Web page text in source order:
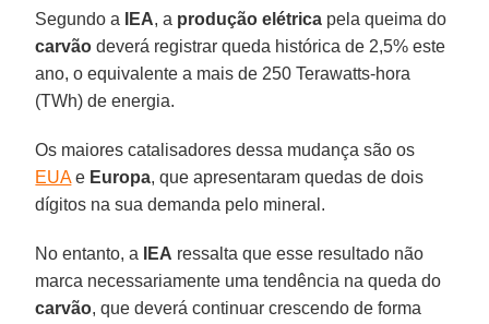
Segundo a IEA, a produção elétrica pela queima do
carvão deverá registrar queda histórica de 2,5% este
ano, o equivalente a mais de 250 Terawatts-hora
(TWh) de energia.
Os maiores catalisadores dessa mudança são os
EUAe Europa, que apresentaram quedas de dois
dígitos na sua demanda pelo mineral.
No entanto, a IEA ressalta que esse resultado não
marca necessariamente uma tendência na queda do
carvão, que deverá continuar crescendo de forma